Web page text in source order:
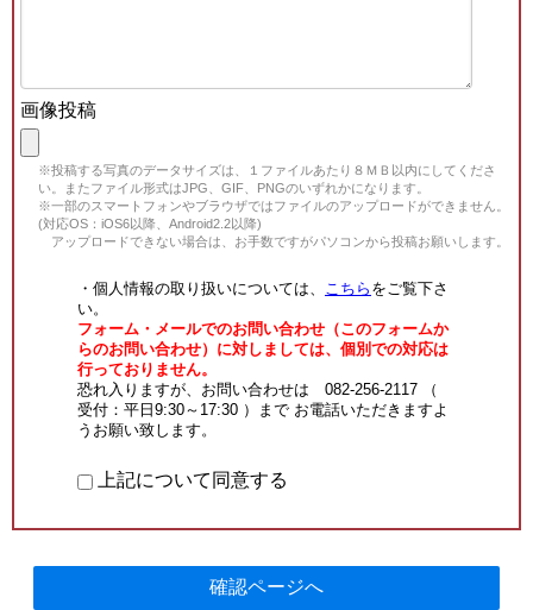
画像投稿
※投稿する写真のデータサイズは、１ファイルあたり８ＭＢ以内にしてくださ
い。またファイル形式はJPG、GIF、PNGのいずれかになります。
※一部のスマートフォンやブラウザではファイルのアップロードができません。
(対応OS：iOS6以降、Android2.2以降)
アップロードできない場合は、お手数ですがパソコンから投稿お願いします。
・個人情報の取り扱いについては、 こちら をご覧下さ
い。
フォーム・メールでのお問い合わせ（このフォームか
らのお問い合わせ）に対しましては、個別での対応は
行っておりません。
恐れ入りますが、お問い合わせは 082-256-2117 （
受付：平日9:30～17:30 ）まで お電話いただきますよ
うお願い致します。
上記について同意する
確認ページへ